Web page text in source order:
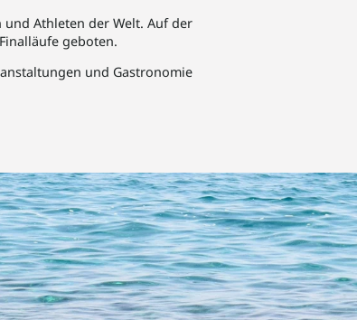
und Athleten der Welt. Auf der
geboten.
und Gastronomie